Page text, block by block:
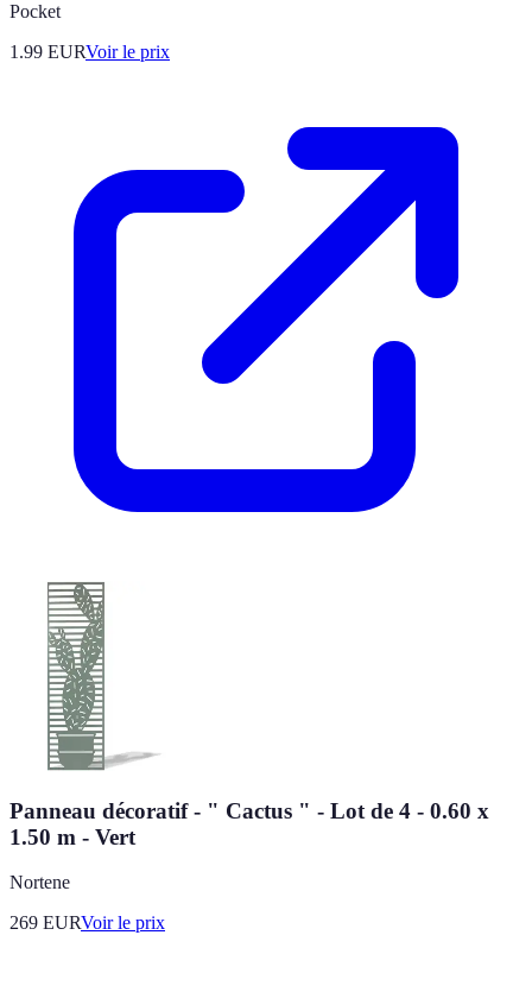
Pocket
1.99 EURVoir le prix
Panneau décoratif - " Cactus " - Lot de 4 - 0.60 x
1.50 m - Vert
Nortene
269 EURVoir le prix